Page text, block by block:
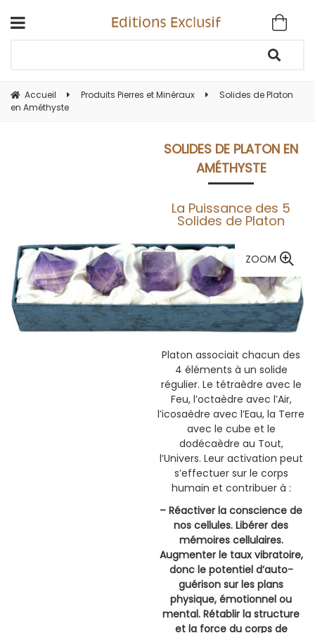
Accueil Produits Pierres et Minéraux
Solides de Platon
en Améthyste
SOLIDES DE PLATON EN
AMÉTHYSTE
La Puissance des 5
Solides de Platon
ZOOM
Platon associait chacun des
4 éléments à un solide
régulier. Le tétraèdre avec le
Feu, l’octaèdre avec l’Air,
l’icosaèdre avec l’Eau, la Terre
avec le cube et le
dodécaèdre au Tout,
l’Univers. Leur activation peut
s’effectuer sur le corps
humain et contribuer à :
– Réactiver la conscience de
nos cellules. Libérer des
mémoires cellulaires.
Augmenter le taux vibratoire,
donc le potentiel d’auto-
guérison sur les plans
physique, émotionnel ou
mental. Rétablir la structure
et la force du corps de